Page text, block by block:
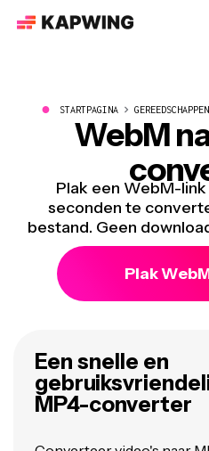
● STARTPAGINA GEREEDSCHAPPEN
WebM
Plak een WebM-
seconden te
bestand. Geen
Plak
Een snelle en
MP4-converter